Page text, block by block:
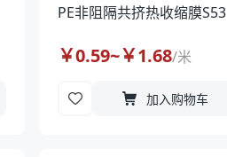
PE非阻隔共挤热收缩膜S53
￥0.59~￥1.68/米
加入购物车